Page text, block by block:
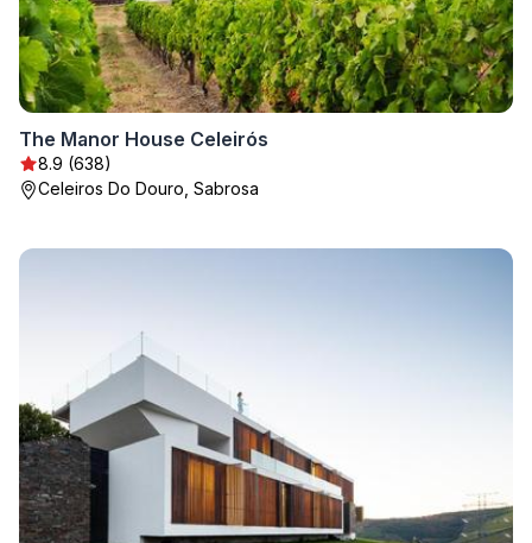
The Manor House Celeirós
8.9 (638)
Celeiros Do Douro, Sabrosa